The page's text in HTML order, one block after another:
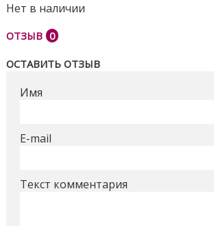
Нет в наличии
ОТЗЫВ 0
ОСТАВИТЬ ОТЗЫВ
Имя
E-mail
Текст комментария